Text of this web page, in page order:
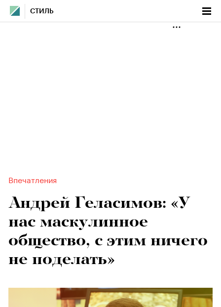
СТИЛЬ
Впечатления
Андрей Геласимов: «У
нас маскулинное
общество, с этим ничего
не поделать»